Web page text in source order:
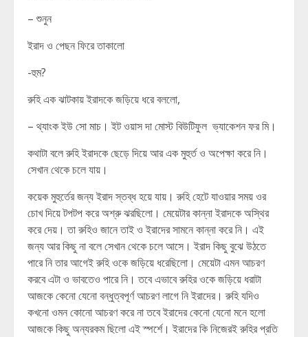
– শুনুন
ইরাদ ও পেছন ফিরে তাকালো
-হুম?
রুহি এক ঝাটকায় ইরাদকে জড়িয়ে ধরে বললো,
– থ্যাংক ইউ সো মাচ। ইট ওয়াস দা মোস্ট বিউটিফুল ভ্যাকেশন ফর মি।
কথাটা বলে রুহি ইরাদকে ছেড়ে দিয়ে আর এক মুহুর্ত ও অপেক্ষা করে নি।
সেখান থেকে চলে যায়।
কয়েক মুহুর্তের জন্য ইরাদ স্তব্ধ হয়ে যায়। রুহি হেটে যাওয়ার সময় ওর
চোখ দিয়ে টপটপ করে অশ্রু ঝরছিলো। মেয়েটার কান্না ইরাদকে অস্থির
করে দেয়। তা রুহিও জানে তাই ও ইরাদের সামনে কান্না করে নি। এই
জন্য আর কিছু না বলে সেখান থেকে চলে আসে। ইরাদ কিছু বুঝে উঠতে
পারে নি তার আগেই রুহি ওকে জড়িয়ে ধরেছিলো। মেয়েটা এমন আচরণ
করবে এটা ও ভাবতেও পারে নি। তবে এভাবে রুহির ওকে জড়িয়ে ধরাটা
আজকে কেনো যেনো বন্ধুত্বপূর্ণ আচরণ লাগে নি ইরাদের। রুহি যদিও
কখনো ওমন কোনো আচরণ করে না তবে ইরাদের কেনো যেনো মনে হলো
আজকে কিছু অন্যরকম ছিলো এই স্পর্শে। ইরাদের কি নিজেরই রুহির প্রতি